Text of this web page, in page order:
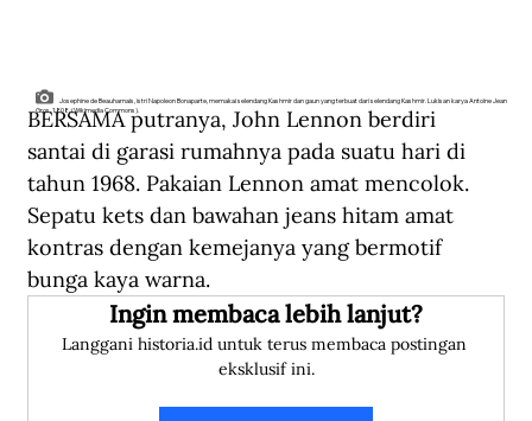
Josephine de Beauharnais, istri Napoleon Bonaparte, memakai selendang Kashmir dan gaun yang terbuat dari selendang Kashmir. Lukisan karya Antoine Jean
Gros, 1808. (Wikimedia Commons).
BERSAMA putranya, John Lennon berdiri
santai di garasi rumahnya pada suatu hari di
tahun 1968. Pakaian Lennon amat mencolok.
Sepatu kets dan bawahan jeans hitam amat
kontras dengan kemejanya yang bermotif
bunga kaya warna.
Ingin membaca lebih lanjut?
Langgani historia.id untuk terus membaca postingan
eksklusif ini.